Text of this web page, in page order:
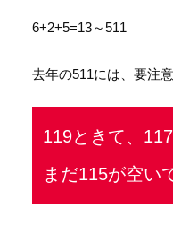
6+2+5=13～511
去年の511には、要注
119ときて、
まだ115が空い